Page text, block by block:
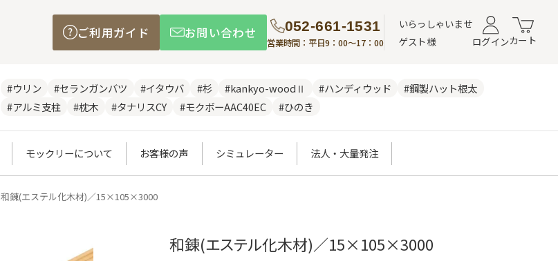
ご利用ガイド お問い合わせ 052-661-1531
営業時間：平日9：00～17：00
いらっしゃいませ
ゲスト様
ログインカート
#ウリン #セランガンバツ #イタウバ #杉 #kankyo-woodⅡ #ハンディウッド
#鋼製ハット根太
#アルミ支柱
#枕木 #タナリスCY #モクボーAAC40EC #ひのき
モックリーについて お客様の声 シミュレーター 法人・大量発注
和錬(エステル化木材)／15×105×3000
和錬(エステル化木材)／15×105×3000